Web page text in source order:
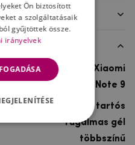
Xiaomi
Xiaomi Redmi Note 9
Gél, Ultra tartós
rugalmas gél
többszínű
Ön biztosított
a szolgáltatásaik
gyűjtöttek össze.
irányelvek